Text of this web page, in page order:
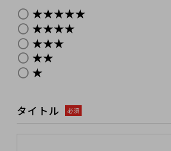
★★★★★
★★★★
★★★
★★
★
タイトル 必須